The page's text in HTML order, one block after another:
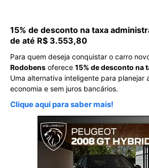
15% de desconto na taxa
de até R$ 3.553,80
Para quem deseja conquistar o carro
Rodobens oferece 15% de desconto na
Uma alternativa inteligente para planejar
economia e sem juros bancários.
Clique aqui para saber mais!